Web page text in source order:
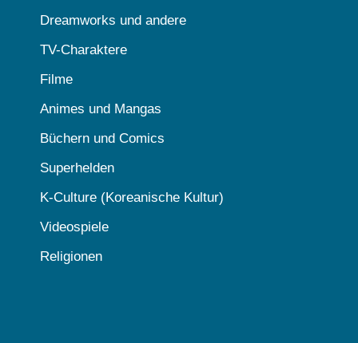
Dreamworks und andere
TV-Charaktere
Filme
Animes und Mangas
Büchern und Comics
Superhelden
K-Culture (Koreanische Kultur)
Videospiele
Religionen